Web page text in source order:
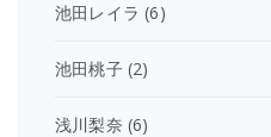
池田レイラ (6)
池田桃子(2)
浅川梨奈 (6)